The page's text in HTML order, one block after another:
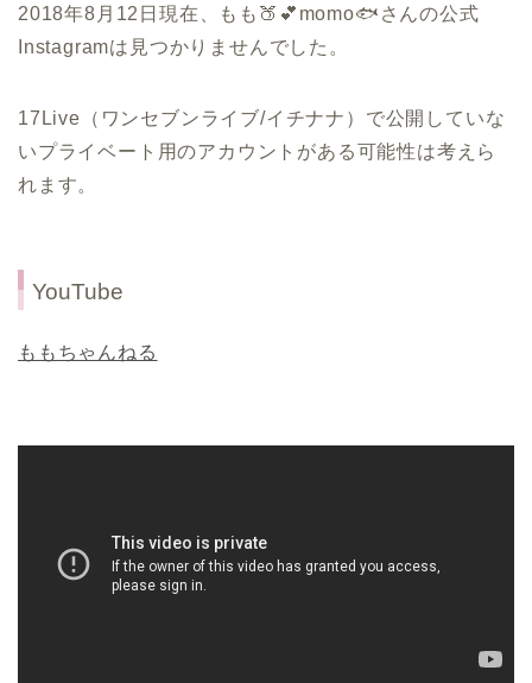
2018年8月12日現在、もも🍑💕momo🐟さんの公式
Instagramは見つかりませんでした。
17Live（ワンセブンライブ/イチナナ）で公開していな
いプライベート用のアカウントがある可能性は考えら
れます。
YouTube
ももちゃんねる